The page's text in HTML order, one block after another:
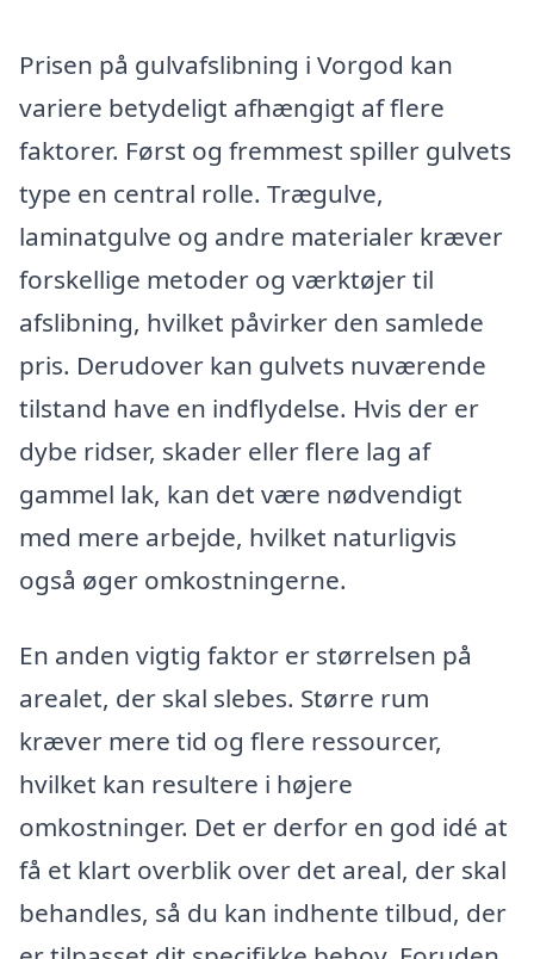
Prisen på gulvafslibning i Vorgod kan
variere betydeligt afhængigt af flere
faktorer. Først og fremmest spiller gulvets
type en central rolle. Trægulve,
laminatgulve og andre materialer kræver
forskellige metoder og værktøjer til
afslibning, hvilket påvirker den samlede
pris. Derudover kan gulvets nuværende
tilstand have en indflydelse. Hvis der er
dybe ridser, skader eller flere lag af
gammel lak, kan det være nødvendigt
med mere arbejde, hvilket naturligvis
også øger omkostningerne.
En anden vigtig faktor er størrelsen på
arealet, der skal slebes. Større rum
kræver mere tid og flere ressourcer,
hvilket kan resultere i højere
omkostninger. Det er derfor en god idé at
få et klart overblik over det areal, der skal
behandles, så du kan indhente tilbud, der